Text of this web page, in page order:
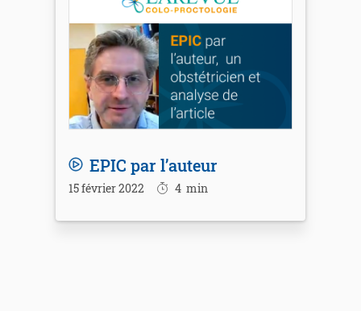
EPIC par l’auteur
15 février 2022 4 min